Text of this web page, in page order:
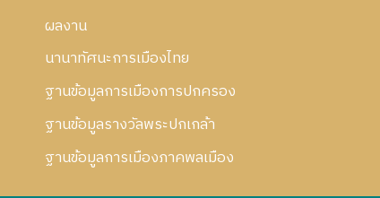
ผลงาน
นานาทัศนะการเมืองไทย
ฐานข้อมูลการเมืองการปกครอง
ฐานข้อมูลรางวัลพระปกเกล้า
ฐานข้อมูลการเมืองภาคพลเมือง